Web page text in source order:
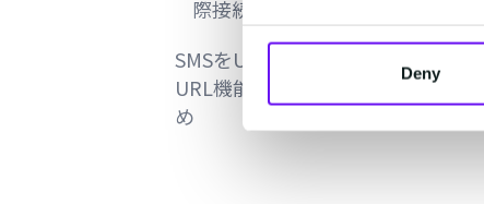
Deny
際接続網の両方の用意があるか
SMSをURL付きで送るなら短縮
URL機能付きのCM.comがおすす
め